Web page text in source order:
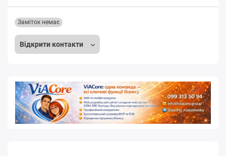
Відкрити контакти
Заміток немає